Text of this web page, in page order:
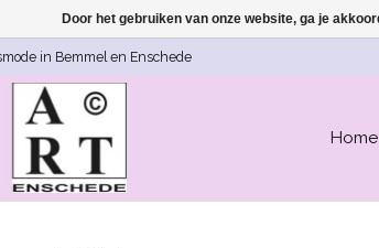
in Bemmel en Enschede
Home
Door het gebruiken van onze website, ga je